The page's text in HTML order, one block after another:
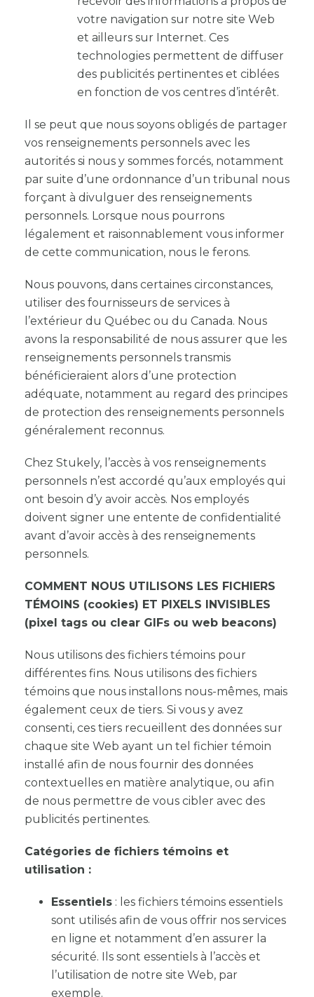
votre navigation sur notre site Web
et ailleurs sur Internet. Ces
technologies permettent de diffuser
des publicités pertinentes et ciblées
en fonction de vos centres d’intérêt.
Il se peut que nous soyons obligés de partager
vos renseignements personnels avec les
autorités si nous y sommes forcés, notamment
par suite d’une ordonnance d’un tribunal nous
forçant à divulguer des renseignements
personnels. Lorsque nous pourrons
légalement et raisonnablement vous informer
de cette communication, nous le ferons.
Nous pouvons, dans certaines circonstances,
utiliser des fournisseurs de services à
l’extérieur du Québec ou du Canada. Nous
avons la responsabilité de nous assurer que les
renseignements personnels transmis
bénéficieraient alors d’une protection
adéquate, notamment au regard des principes
de protection des renseignements personnels
généralement reconnus.
Chez Stukely, l’accès à vos renseignements
personnels n’est accordé qu’aux employés qui
ont besoin d’y avoir accès. Nos employés
doivent signer une entente de confidentialité
avant d’avoir accès à des renseignements
personnels.
COMMENT NOUS UTILISONS LES FICHIERS
TÉMOINS (cookies) ET PIXELS INVISIBLES
(pixel tags ou clear GIFs ou web beacons)
Nous utilisons des fichiers témoins pour
différentes fins. Nous utilisons des fichiers
témoins que nous installons nous-mêmes, mais
également ceux de tiers. Si vous y avez
consenti, ces tiers recueillent des données sur
chaque site Web ayant un tel fichier témoin
installé afin de nous fournir des données
contextuelles en matière analytique, ou afin
de nous permettre de vous cibler avec des
publicités pertinentes.
Catégories de fichiers témoins et
utilisation :
Essentiels: les fichiers témoins essentiels
sont utilisés afin de vous offrir nos services
en ligne et notamment d’en assurer la
sécurité. Ils sont essentiels à l’accès et
l’utilisation de notre site Web, par
exemple.